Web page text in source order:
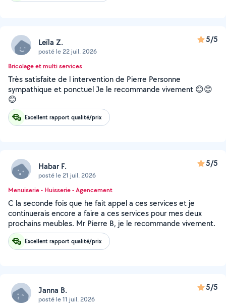
Leïla Z.
posté le 22 juil. 2026
5/5
Bricolage et multi services
Très satisfaite de l intervention de Pierre Personne
sympathique et ponctuel Je le recommande vivement 😊😊
😊
Excellent rapport qualité/prix
Habar F.
posté le 21 juil. 2026
5/5
Menuiserie - Huisserie - Agencement
C la seconde fois que he fait appel a ces services et je
continuerais encore a faire a ces services pour mes deux
prochains meubles. Mr Pierre B, je le recommande vivement.
Excellent rapport qualité/prix
Janna B.
posté le 11 juil. 2026
5/5